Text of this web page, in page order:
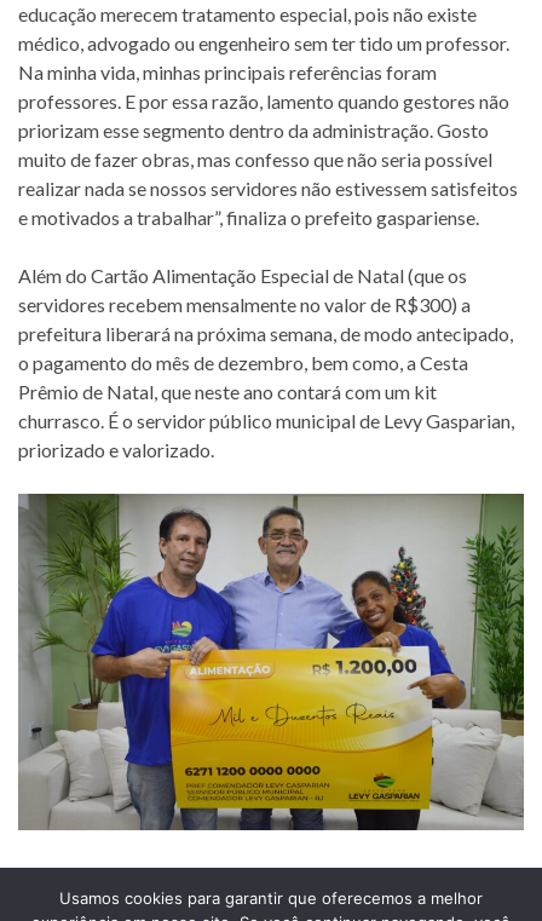
educação merecem tratamento especial, pois não existe
médico, advogado ou engenheiro sem ter tido um professor.
Na minha vida, minhas principais referências foram
professores. E por essa razão, lamento quando gestores não
priorizam esse segmento dentro da administração. Gosto
muito de fazer obras, mas confesso que não seria possível
realizar nada se nossos servidores não estivessem satisfeitos
e motivados a trabalhar”, finaliza o prefeito gaspariense.
Além do Cartão Alimentação Especial de Natal (que os
servidores recebem mensalmente no valor de R$300) a
prefeitura liberará na próxima semana, de modo antecipado,
o pagamento do mês de dezembro, bem como, a Cesta
Prêmio de Natal, que neste ano contará com um kit
churrasco. É o servidor público municipal de Levy Gasparian,
priorizado e valorizado.
Usamos cookies para garantir que oferecemos a melhor